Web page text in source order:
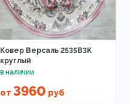
Ковер Версаль 2535B3K
круглый
от 3960 руб